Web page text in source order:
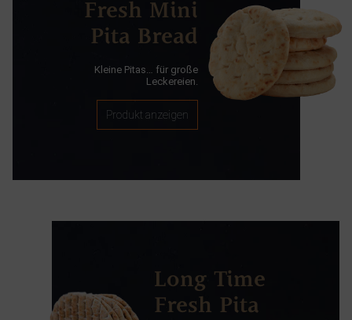
Fresh Mini
Pita Bread
Kleine Pitas… für große
Leckereien.
Produkt anzeigen
Long Time
Fresh Pita